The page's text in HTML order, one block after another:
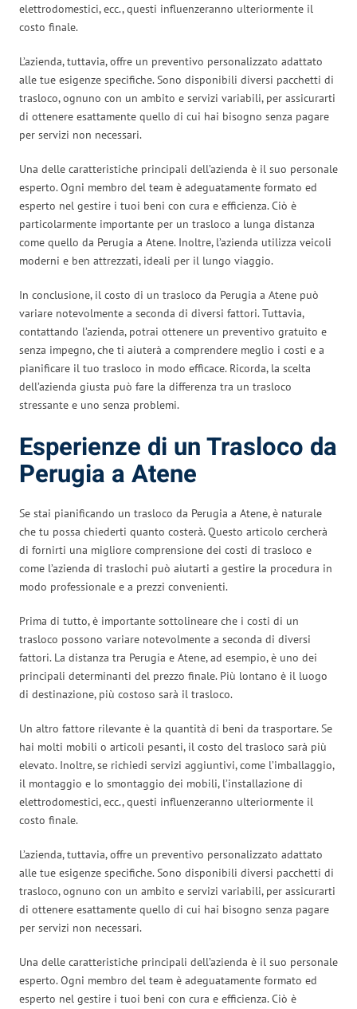
elettrodomestici, ecc., questi influenzeranno ulteriormente il
costo finale.
L’azienda, tuttavia, offre un preventivo personalizzato adattato
alle tue esigenze specifiche. Sono disponibili diversi pacchetti di
trasloco, ognuno con un ambito e servizi variabili, per assicurarti
di ottenere esattamente quello di cui hai bisogno senza pagare
per servizi non necessari.
Una delle caratteristiche principali dell’azienda è il suo personale
esperto. Ogni membro del team è adeguatamente formato ed
esperto nel gestire i tuoi beni con cura e efficienza. Ciò è
particolarmente importante per un trasloco a lunga distanza
come quello da Perugia a Atene. Inoltre, l’azienda utilizza veicoli
moderni e ben attrezzati, ideali per il lungo viaggio.
In conclusione, il costo di un trasloco da Perugia a Atene può
variare notevolmente a seconda di diversi fattori. Tuttavia,
contattando l’azienda, potrai ottenere un preventivo gratuito e
senza impegno, che ti aiuterà a comprendere meglio i costi e a
pianificare il tuo trasloco in modo efficace. Ricorda, la scelta
dell’azienda giusta può fare la differenza tra un trasloco
stressante e uno senza problemi.
Esperienze di un Trasloco da
Perugia a Atene
Se stai pianificando un trasloco da Perugia a Atene, è naturale
che tu possa chiederti quanto costerà. Questo articolo cercherà
di fornirti una migliore comprensione dei costi di trasloco e
come l’azienda di traslochi può aiutarti a gestire la procedura in
modo professionale e a prezzi convenienti.
Prima di tutto, è importante sottolineare che i costi di un
trasloco possono variare notevolmente a seconda di diversi
fattori. La distanza tra Perugia e Atene, ad esempio, è uno dei
principali determinanti del prezzo finale. Più lontano è il luogo
di destinazione, più costoso sarà il trasloco.
Un altro fattore rilevante è la quantità di beni da trasportare. Se
hai molti mobili o articoli pesanti, il costo del trasloco sarà più
elevato. Inoltre, se richiedi servizi aggiuntivi, come l’imballaggio,
il montaggio e lo smontaggio dei mobili, l’installazione di
elettrodomestici, ecc., questi influenzeranno ulteriormente il
costo finale.
L’azienda, tuttavia, offre un preventivo personalizzato adattato
alle tue esigenze specifiche. Sono disponibili diversi pacchetti di
trasloco, ognuno con un ambito e servizi variabili, per assicurarti
di ottenere esattamente quello di cui hai bisogno senza pagare
per servizi non necessari.
Una delle caratteristiche principali dell’azienda è il suo personale
esperto. Ogni membro del team è adeguatamente formato ed
esperto nel gestire i tuoi beni con cura e efficienza. Ciò è